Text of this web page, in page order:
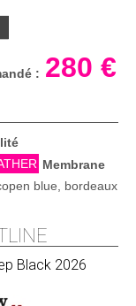
: 280 €
Membrane
blue, bordeaux
Black 2026